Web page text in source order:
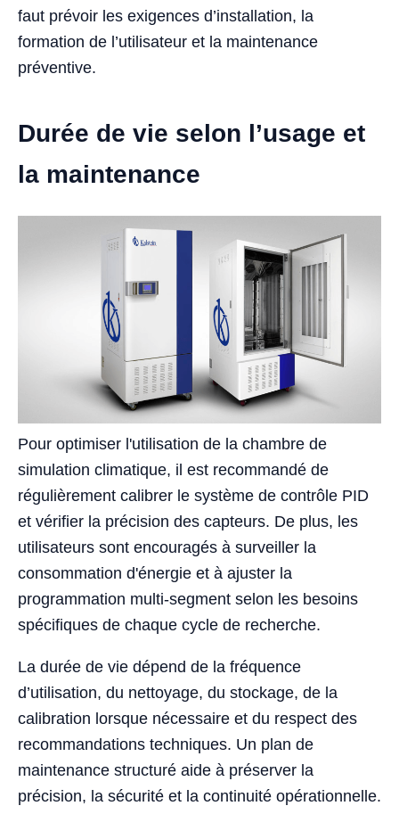
faut prévoir les exigences d’installation, la
formation de l’utilisateur et la maintenance
préventive.
Durée de vie selon l’usage et
la maintenance
Pour optimiser l'utilisation de la chambre de
simulation climatique, il est recommandé de
régulièrement calibrer le système de contrôle PID
et vérifier la précision des capteurs. De plus, les
utilisateurs sont encouragés à surveiller la
consommation d'énergie et à ajuster la
programmation multi-segment selon les besoins
spécifiques de chaque cycle de recherche.
La durée de vie dépend de la fréquence
d’utilisation, du nettoyage, du stockage, de la
calibration lorsque nécessaire et du respect des
recommandations techniques. Un plan de
maintenance structuré aide à préserver la
précision, la sécurité et la continuité opérationnelle.